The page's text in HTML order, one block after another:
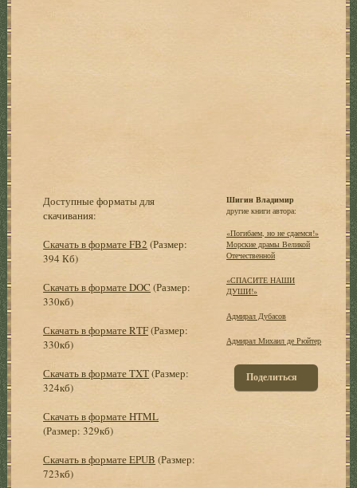
Доступные форматы для
скачивания:
Скачать в формате FB2 (Размер:
394 Кб)
Скачать в формате DOC (Размер:
330кб)
Скачать в формате RTF(Размер:
330кб)
Скачать в формате TXT(Размер:
324кб)
Скачать в формате HTML
(Размер: 329кб)
Скачать в формате EPUB (Размер:
723кб)
Шигин Владимир
другие книги автора:
«Погибаем, но не сдаемся!»
Морские драмы Великой
Отечественной
«СПАСИТЕ НАШИ
ДУШИ!»
Адмирал Дубасов
Адмирал Михаил де Рюйтер
Поделиться